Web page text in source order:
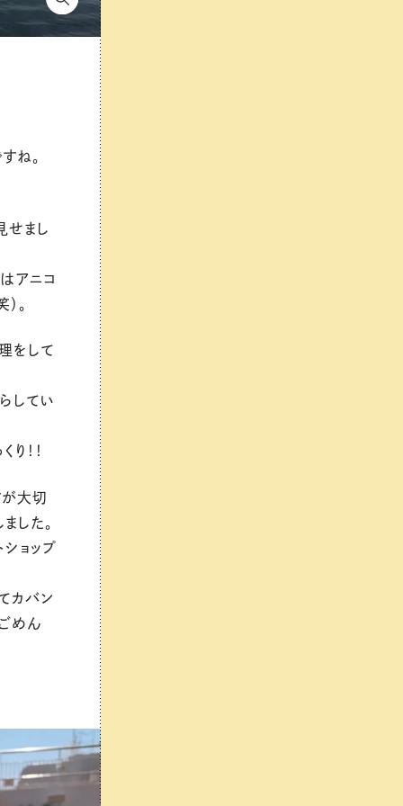
ね。
せまし
アニコ
。
をして
してい
！！
が大切
した。
ョップ
カバン
めん